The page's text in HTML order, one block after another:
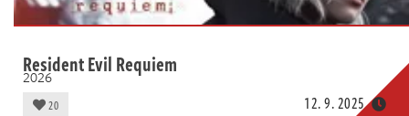
Resident Evil Requiem
2026
20 12. 9. 2025